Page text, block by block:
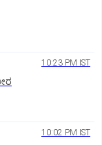
10:23 PM IST
10:02 PM IST